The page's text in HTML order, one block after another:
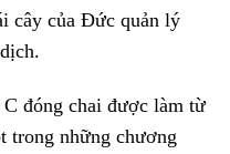
cây của Đức quản lý
đóng chai được làm từ
trong những chương